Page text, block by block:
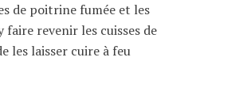
de poitrine fumée et les
revenir les cuisses de
les laisser cuire à feu